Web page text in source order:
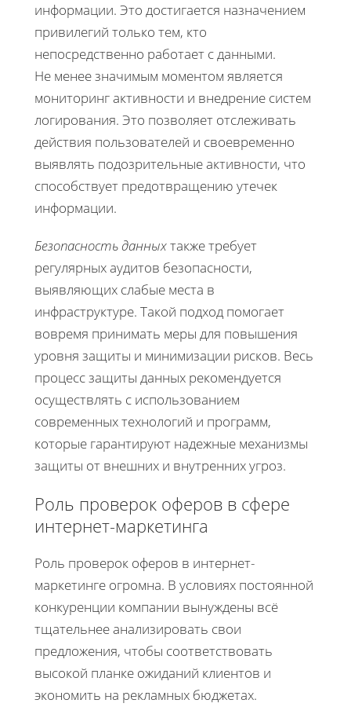
информации. Это достигается назначением
привилегий только тем, кто
непосредственно работает с данными.
Не менее значимым моментом является
мониторинг активности и внедрение систем
логирования. Это позволяет отслеживать
действия пользователей и своевременно
выявлять подозрительные активности, что
способствует предотвращению утечек
информации.
Безопасность данныхтакже требует
регулярных аудитов безопасности,
выявляющих слабые места в
инфраструктуре. Такой подход помогает
вовремя принимать меры для повышения
уровня защиты и минимизации рисков. Весь
процесс защиты данных рекомендуется
осуществлять с использованием
современных технологий и программ,
которые гарантируют надежные механизмы
защиты от внешних и внутренних угроз.
Роль проверок оферов в сфере
интернет-маркетинга
Роль проверок оферов в интернет-
маркетинге огромна. В условиях постоянной
конкуренции компании вынуждены всё
тщательнее анализировать свои
предложения, чтобы соответствовать
высокой планке ожиданий клиентов и
экономить на рекламных бюджетах.